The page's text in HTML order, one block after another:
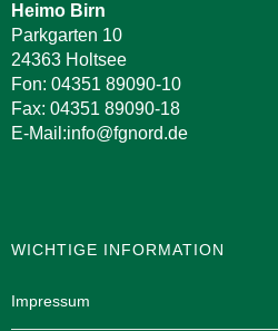
Heimo Birn
Parkgarten 10
24363 Holtsee
Fon: 04351 89090-10
Fax: 04351 89090-18
E-Mail:info@fgnord.de
WICHTIGE INFORMATION
Impressum